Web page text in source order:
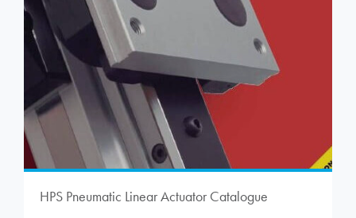
HPS Pneumatic Linear Actuator Catalogue